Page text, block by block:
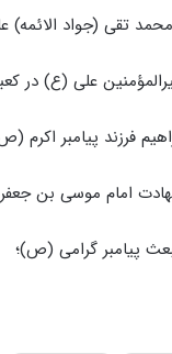
تقی (جواد الائمه)
علی (ع) در
فرزند پیامبر
امام موسی بن جعفر
پیامبر گرامی (ص)؛